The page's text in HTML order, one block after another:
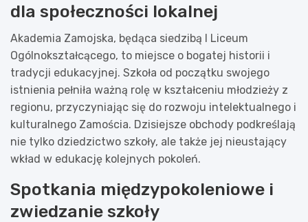
dla społeczności lokalnej
Akademia Zamojska, będąca siedzibą I Liceum
Ogólnokształcącego, to miejsce o bogatej historii i
tradycji edukacyjnej. Szkoła od początku swojego
istnienia pełniła ważną rolę w kształceniu młodzieży z
regionu, przyczyniając się do rozwoju intelektualnego i
kulturalnego Zamościa. Dzisiejsze obchody podkreślają
nie tylko dziedzictwo szkoły, ale także jej nieustający
wkład w edukację kolejnych pokoleń.
Spotkania międzypokoleniowe i
zwiedzanie szkoły